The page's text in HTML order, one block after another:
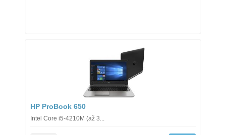
HP ProBook 650
Intel Core i5-4210M (až 3...